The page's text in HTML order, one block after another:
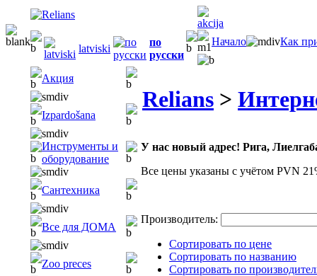
latviski
по
русски
Начало Как
Акция
Izpardošana
Инструменты и
оборудование
Сантехника
Все для ДОМА
Zoo preces
Relians >
У нас новый адрес! Рига,
Все цены указаны с учётом PVN
Производитель:
Сортировать по цене
Сортировать по названию
Сортировать по